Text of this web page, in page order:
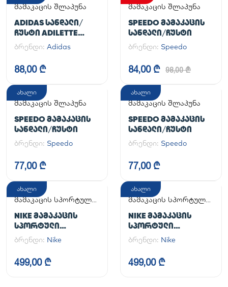
მამაკაცის შლაპუნა
ADIDAS ᲡᲐᲜᲓᲐᲚᲘ/
ᲩᲣᲡᲢᲘ ADILETTE
AQUA
ბრენდი: Adidas
88,00 ₾
მამაკაცის შლაპუნა
SPEEDO ᲛᲐᲛᲐᲙᲐᲪᲘᲡ
ᲡᲐᲜᲓᲐᲚᲘ/ᲩᲣᲡᲢᲘ
ბრენდი: Speedo
84,00 ₾ 98,00 ₾
ახალი
მამაკაცის შლაპუნა
SPEEDO ᲛᲐᲛᲐᲙᲐᲪᲘᲡ
ᲡᲐᲜᲓᲐᲚᲘ/ᲩᲣᲡᲢᲘ
ბრენდი: Speedo
77,00 ₾
ახალი
მამაკაცის შლაპუნა
SPEEDO ᲛᲐᲛᲐᲙᲐᲪᲘᲡ
ᲡᲐᲜᲓᲐᲚᲘ/ᲩᲣᲡᲢᲘ
ბრენდი: Speedo
77,00 ₾
ახალი
მამაკაცის სპორტული
NIKE ᲛᲐᲛᲐᲙᲐᲪᲘᲡ
ᲡᲞᲝᲠᲢᲣᲚᲘ
ᲤᲔᲮᲡᲐᲪᲛᲔᲚᲘ AIR
FORCE 1 '07
ბრენდი: Nike
499,00 ₾
ახალი
მამაკაცის სპორტული
NIKE ᲛᲐᲛᲐᲙᲐᲪᲘᲡ
ᲡᲞᲝᲠᲢᲣᲚᲘ
ᲤᲔᲮᲡᲐᲪᲛᲔᲚᲘ AIR
FORCE 1 '07
ბრენდი: Nike
499,00 ₾